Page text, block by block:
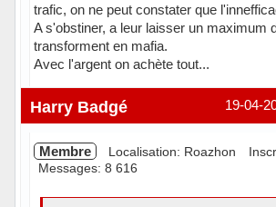
trafic, on ne peut constater que
A s'obstiner, a leur laisser un maximum
transforment en mafia.
Avec l'argent on achète tout...
Hors ligne 19-04-
Harry Badgé
Membre Localisation: Roazhon
Messages: 8 616